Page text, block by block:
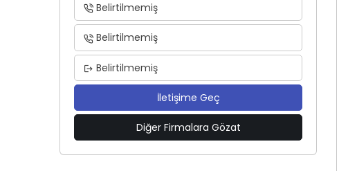
Belirtilmemiş
Belirtilmemiş
Belirtilmemiş
İletişime Geç
Diğer Firmalara Gözat